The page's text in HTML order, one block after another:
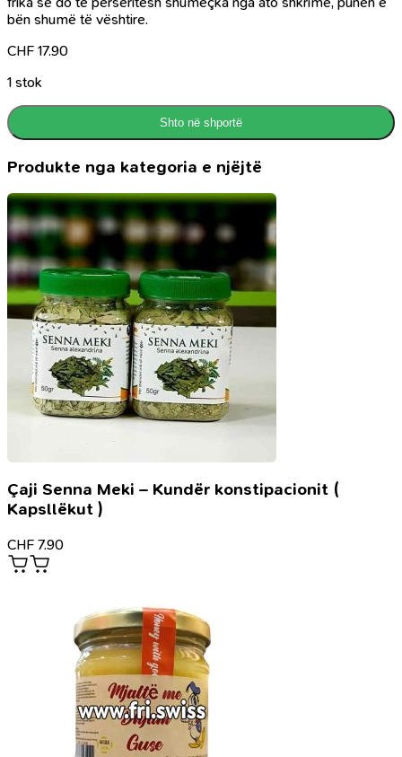
bën shumë të vështire.
CHF 17.90
1 stok
Shto në shportë
Produkte nga kategoria e njëjtë
Çaji Senna Meki – Kundër konstipacionit (
Kapsllëkut )
CHF 7.90